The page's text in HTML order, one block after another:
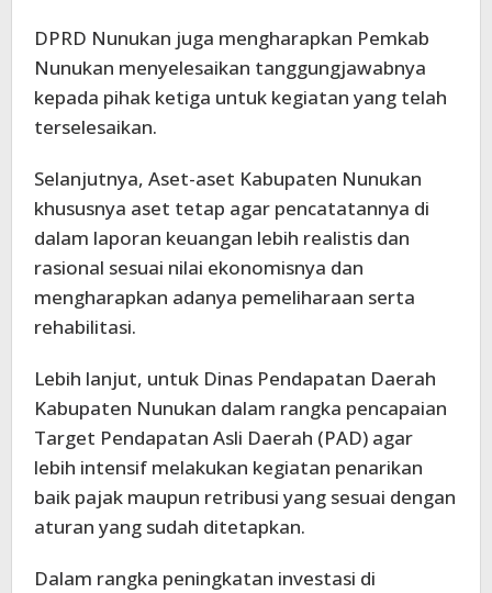
DPRD Nunukan juga mengharapkan Pemkab
Nunukan menyelesaikan tanggungjawabnya
kepada pihak ketiga untuk kegiatan yang telah
terselesaikan.
Selanjutnya, Aset-aset Kabupaten Nunukan
khususnya aset tetap agar pencatatannya di
dalam laporan keuangan lebih realistis dan
rasional sesuai nilai ekonomisnya dan
mengharapkan adanya pemeliharaan serta
rehabilitasi.
Lebih lanjut, untuk Dinas Pendapatan Daerah
Kabupaten Nunukan dalam rangka pencapaian
Target Pendapatan Asli Daerah (PAD) agar
lebih intensif melakukan kegiatan penarikan
baik pajak maupun retribusi yang sesuai dengan
aturan yang sudah ditetapkan.
Dalam rangka peningkatan investasi di